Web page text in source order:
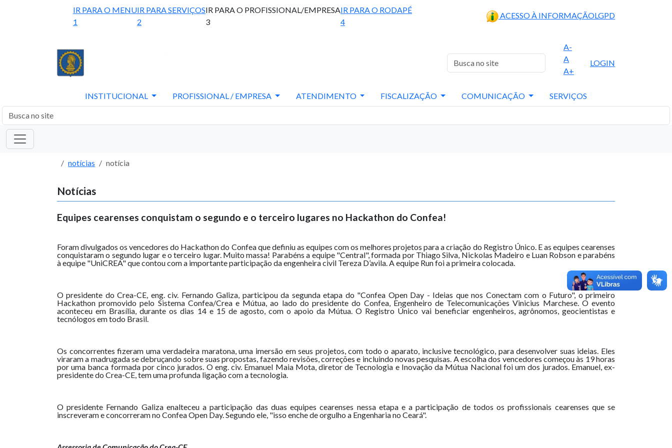
IR PARA O MENU
1
IR PARA SERVIÇOS
2
IR PARA O PROFISSIONAL/EMPRESA
3
IR PARA O RODAPÉ
4
ACESSO À INFORMAÇÃOLGPD
A-
A
A+
LOGIN
INSTITUCIONAL PROFISSIONAL / EMPRESA ATENDIMENTO FISCALIZAÇÃO COMUNICAÇÃO SERVIÇOS
notícias notícia
Notícias
Equipes cearenses conquistam o segundo e o terceiro lugares no Hackathon do Confea!
Foram divulgados os vencedores do Hackathon do Confea que definiu as equipes com os melhores projetos para a criação do Registro Único. E as equipes cearenses
conquistaram o segundo lugar e o terceiro lugar. Muito massa! Parabéns a equipe "Central", formada por Thiago Silva, Nickolas Madeiro e Luan Robson e parabéns
à equipe "UniCREA" que contou com a importante participação da engenheira civil Tereza D’avila. A equipe Run foi a primeira colocada.
O presidente do Crea-CE, eng. civ. Fernando Galiza, participou da segunda etapa do "Confea Open Day - Ideias que nos Conectam com o Futuro", o primeiro
Hackathon promovido pelo Sistema Confea/Crea e Mútua, ao lado do presidente do Confea, Engenheiro de Telecomunicações Vinicius Marchese. O evento
aconteceu em Brasília, durante os dias 14 e 15 de agosto, com o apoio da Mútua. O Registro Único vai beneficiar engenheiros, agrônomos, geocientistas e
tecnólogos em todo Brasil.
Os concorrentes fizeram uma verdadeira maratona, uma imersão em seus projetos, com todo o aparato, inclusive tecnológico, para desenvolver suas ideias. Eles
viraram a madrugada se debruçando sobre suas propostas, fazendo revisões, correções e incluindo novas pesquisas. A escolha dos vencedores começou às 19 horas
por uma banca formada por cinco jurados. O eng. civ. Emanuel Maia Mota, diretor de Tecnologia e Inovação da Mútua Nacional foi um dos jurados. Emanuel, ex-
presidente do Crea-CE, tem uma profunda ligação com a tecnologia.
O presidente Fernando Galiza enalteceu a participação das duas equipes cearenses nessa etapa e a participação de todos os profissionais cearenses que se
inscreveram e concorreram no Confea Open Day. Segundo ele, "isso enche de orgulho a Engenharia no Ceará".